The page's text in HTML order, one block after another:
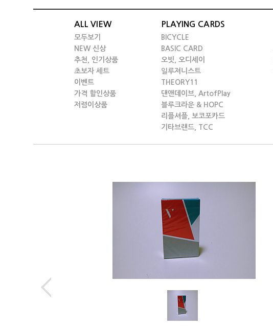
ALL VIEW
모두보기
NEW 신상
추천, 인기상품
초보자 세트
이벤트
가격 할인상품
저렴이상품
PLAYING CARDS
BICYCLE
BASIC CARD
오빗, 오디세이
일루져니스트
THEORY11
댄앤데이브, ArtofPlay
블루크라운 & HOPC
리플셔플, 보코포카드
기타브랜드, TCC